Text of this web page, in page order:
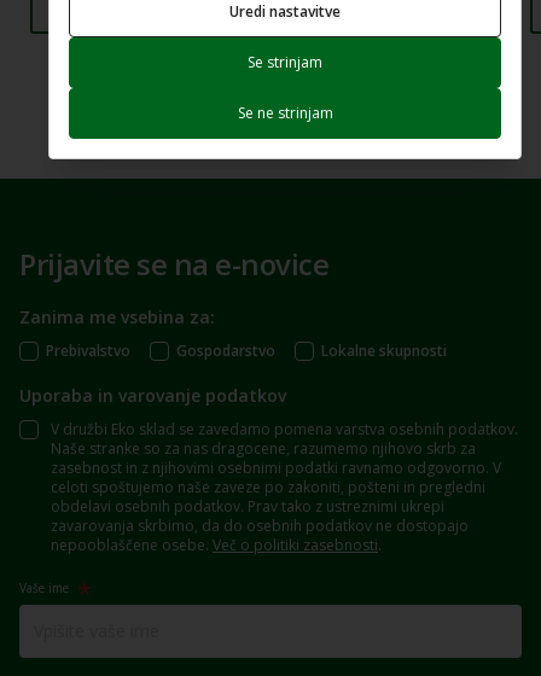
Prijavite se na e-novice
Zanima me vsebina za:
Prebivalstvo Gospodarstvo Lokalne skupnosti
Uporaba in varovanje podatkov
V družbi Eko sklad se zavedamo pomena varstva osebnih podatkov.
Naše stranke so za nas dragocene, razumemo njihovo skrb za
zasebnost in z njihovimi osebnimi podatki ravnamo odgovorno. V
celoti spoštujemo naše zaveze po zakoniti, pošteni in pregledni
obdelavi osebnih podatkov. Prav tako z ustreznimi ukrepi
zavarovanja skrbimo, da do osebnih podatkov ne dostopajo
nepooblaščene osebe. Več o politiki zasebnosti.
Vaše ime
Uredi nastavitve
Se strinjam
Se ne strinjam